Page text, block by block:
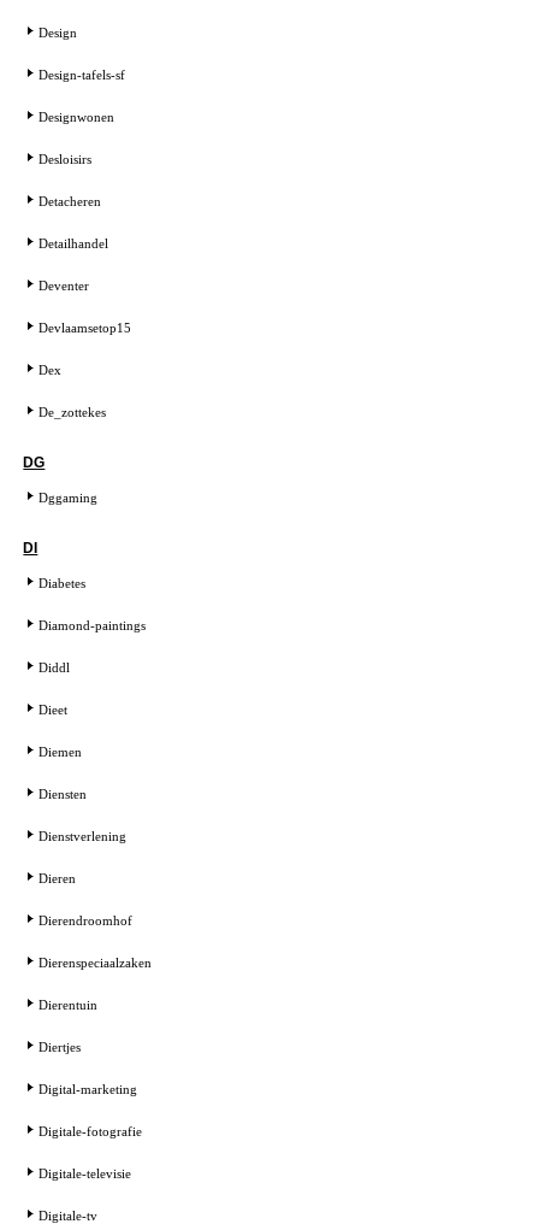
Design
Design-tafels-sf
Designwonen
Desloisirs
Detacheren
Detailhandel
Deventer
Devlaamsetop15
Dex
De_zottekes
DG
Dggaming
DI
Diabetes
Diamond-paintings
Diddl
Dieet
Diemen
Diensten
Dienstverlening
Dieren
Dierendroomhof
Dierenspeciaalzaken
Dierentuin
Diertjes
Digital-marketing
Digitale-fotografie
Digitale-televisie
Digitale-tv